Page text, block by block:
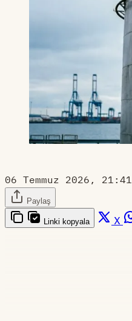
06 Temmuz 2026, 21:41
Paylaş
Linki kopyala X